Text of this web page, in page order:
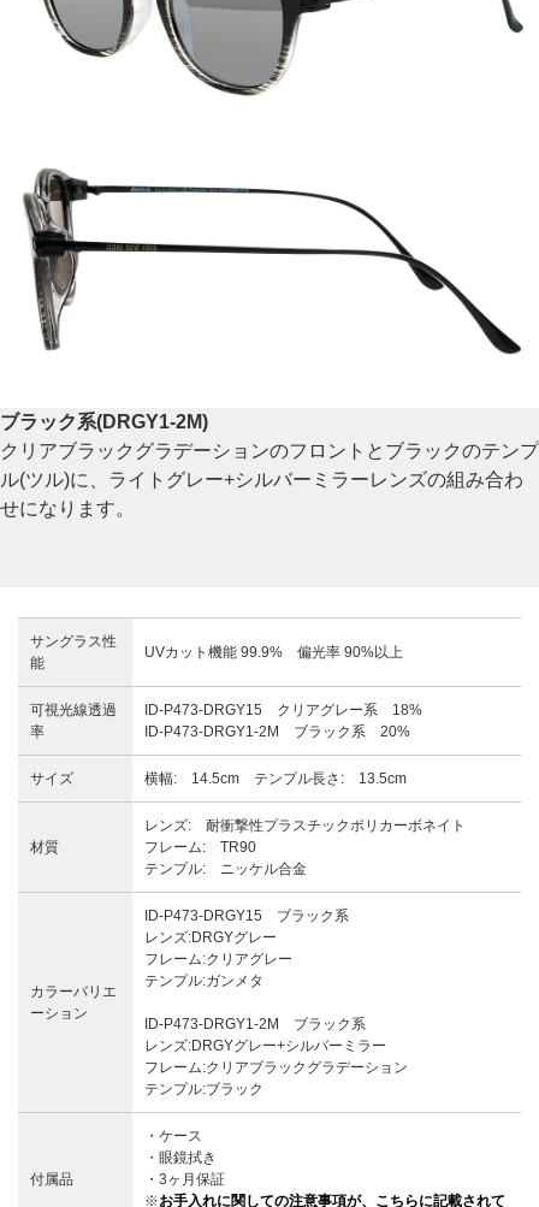
ブラック系(DRGY1-2M)
クリアブラックグラデーションのフロントとブラックのテンプ
ル(ツル)に、ライトグレー+シルバーミラーレンズの組み合わ
せになります。
サングラス性
能
UVカット機能 99.9% 偏光率 90%以上
可視光線透過
率
ID-P473-DRGY15 クリアグレー系 18%
ID-P473-DRGY1-2M ブラック系 20%
サイズ 横幅: 14.5cm テンプル長さ: 13.5cm
材質
レンズ: 耐衝撃性プラスチックポリカーボネイト
フレーム: TR90
テンプル: ニッケル合金
カラーバリエ
ーション
ID-P473-DRGY15 ブラック系
レンズ:DRGYグレー
フレーム:クリアグレー
テンプル:ガンメタ
ID-P473-DRGY1-2M ブラック系
レンズ:DRGYグレー+シルバーミラー
フレーム:クリアブラックグラデーション
テンプル:ブラック
付属品
・ケース
・眼鏡拭き
・3ヶ月保証
※お手入れに関しての注意事項が、こちらに記載されて